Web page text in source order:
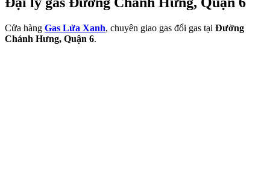
Cửa hàng Gas Lửa Xanh, chuyên giao gas đổi gas tại Đường
Chánh Hưng, Quận 6.